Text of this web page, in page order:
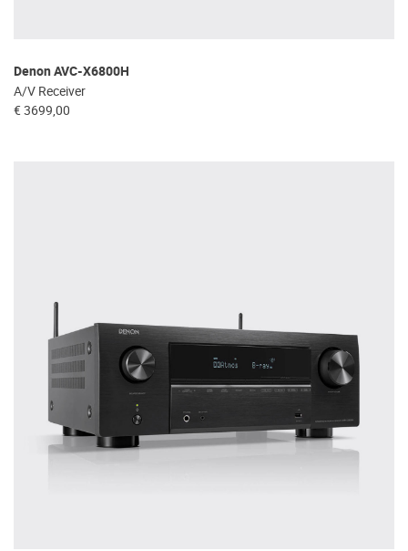
Denon AVC-X6800H
A/V Receiver
€ 3699,00